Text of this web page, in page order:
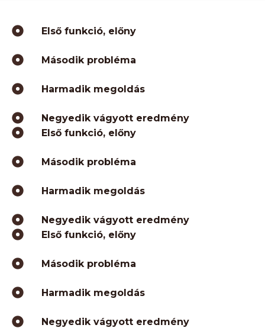
Első funkció, előny
Második probléma
Harmadik megoldás
Negyedik vágyott eredmény
Első funkció, előny
Második probléma
Harmadik megoldás
Negyedik vágyott eredmény
Első funkció, előny
Második probléma
Harmadik megoldás
Negyedik vágyott eredmény